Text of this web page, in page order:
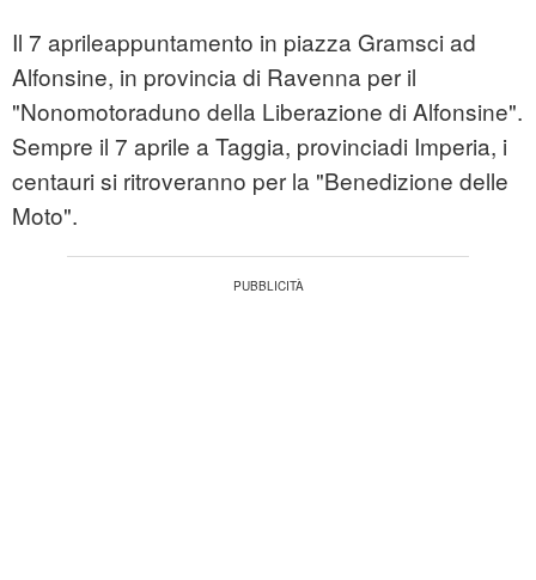
Il 7 aprileappuntamento in piazza Gramsci ad
Alfonsine, in provincia di Ravenna per il
"Nonomotoraduno della Liberazione di Alfonsine".
Sempre il 7 aprile a Taggia, provinciadi Imperia, i
centauri si ritroveranno per la "Benedizione delle
Moto".